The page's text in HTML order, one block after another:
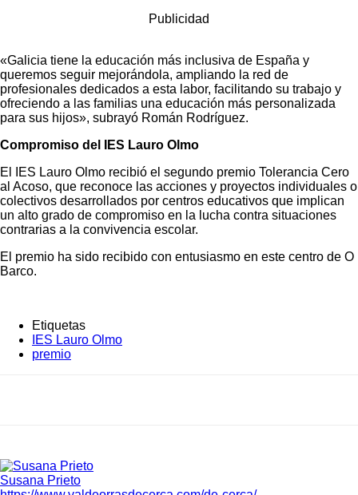
Publicidad
«Galicia tiene la educación más inclusiva de España y
queremos seguir mejorándola, ampliando la red de
profesionales dedicados a esta labor, facilitando su trabajo y
ofreciendo a las familias una educación más personalizada
para sus hijos», subrayó Román Rodríguez.
Compromiso del IES Lauro Olmo
El IES Lauro Olmo recibió el segundo premio Tolerancia Cero
al Acoso, que reconoce las acciones y proyectos individuales o
colectivos desarrollados por centros educativos que implican
un alto grado de compromiso en la lucha contra situaciones
contrarias a la convivencia escolar.
El premio ha sido recibido con entusiasmo en este centro de O
Barco.
Etiquetas
IES Lauro Olmo
premio
Susana Prieto